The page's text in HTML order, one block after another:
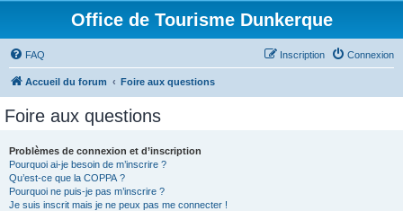
Office de Tourisme Dunkerque
FAQ Connexion
Inscription
Accueil du forum Foire aux questions
Foire aux questions
Problèmes de connexion et d’inscription
Pourquoi ai-je besoin de m’inscrire ?
Qu’est-ce que la COPPA ?
Pourquoi ne puis-je pas m’inscrire ?
Je suis inscrit mais je ne peux pas me connecter !